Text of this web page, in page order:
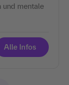
und mentale
Alle Infos